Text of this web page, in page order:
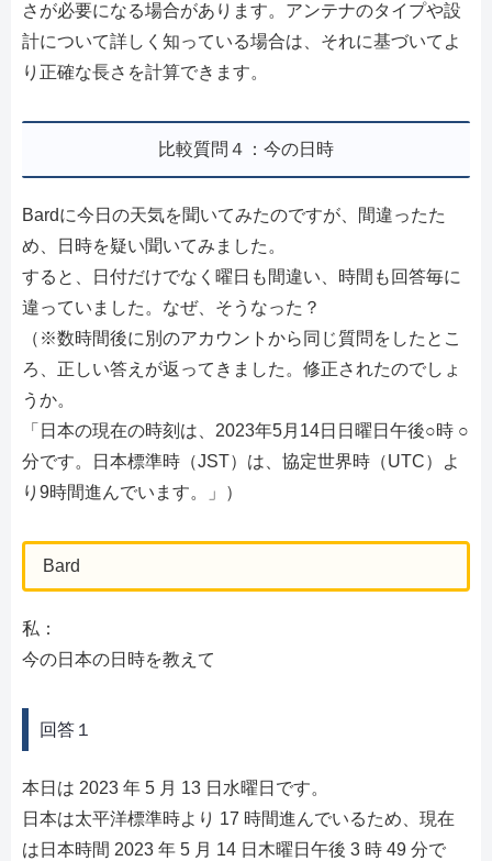
さが必要になる場合があります。アンテナのタイプや設
計について詳しく知っている場合は、それに基づいてよ
り正確な長さを計算できます。
比較質問４：今の日時
Bardに今日の天気を聞いてみたのですが、間違ったた
め、日時を疑い聞いてみました。
すると、日付だけでなく曜日も間違い、時間も回答毎に
違っていました。なぜ、そうなった？
（※数時間後に別のアカウントから同じ質問をしたとこ
ろ、正しい答えが返ってきました。修正されたのでしょ
うか。
「日本の現在の時刻は、2023年5月14日日曜日午後○時 ○
分です。日本標準時（JST）は、協定世界時（UTC）よ
り9時間進んでいます。」）
Bard
私：
今の日本の日時を教えて
回答１
本日は 2023 年 5 月 13 日水曜日です。
日本は太平洋標準時より 17 時間進んでいるため、現在
は日本時間 2023 年 5 月 14 日木曜日午後 3 時 49 分で